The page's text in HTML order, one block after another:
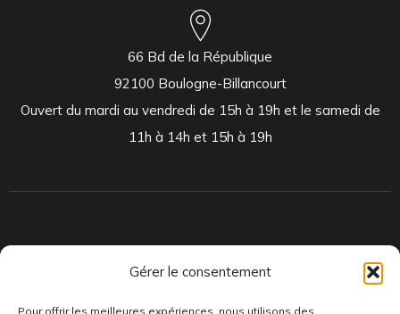
Gérer le consentement
Pour offrir les meilleures expériences, nous utilisons des
66 Bd de la République
92100 Boulogne-Billancourt
Ouvert du mardi au vendredi de 15h à 19h et le samedi de
11h à 14h et 15h à 19h
toujours des pépites musicales, dont des vinyles rares et exclusifs.